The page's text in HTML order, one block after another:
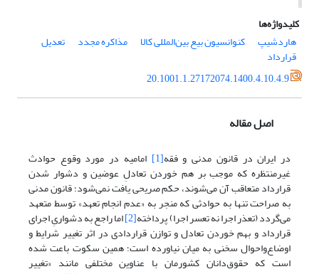
کلیدواژه‌ها
هاردشیپ
کنوانسیون بیع بین‌المللی کالا مذاکره مجدد تعدیل
قرارداد
20.1001.1.27172074.1400.4.10.4.9
اصل مقاله
در ایران در قانون مدنی و فقه[1] امامیه در مورد وقوع حوادث
غیرمنتظره که موجب بر هم خوردن تعادلِ عوضین و دشوار شدن
قرارداد متعاقب آن می‌شوند، حکم صریحی یافت نمی‌شود؛ قانون مدنی
به صراحت تنها به حوادثی که منجر به «عدم انجام تعهد» توسط متعهد
می‌گردد (تعذر اجرا نه تعسر اجرا) پرداخته[2] اما راجع به دشواریِ اجرای
قرارداد و بهم خوردن تعادل و توازن قراردادی در اثر تغییر شرایط و
اوضاع‌واحوال سخنی به میان نیاورده است؛ همین سکوت باعت شده
است که حقوق‌دانان کشورمان با عناوین مختلفی مانند «تغییر